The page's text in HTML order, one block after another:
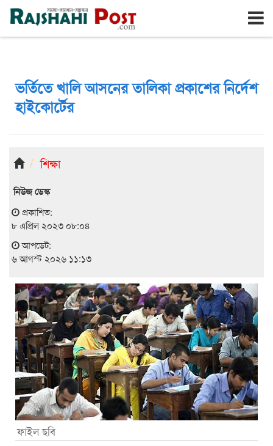
রাজশাহী বৃহঃস্পতিবার, ৬ই আগস্ট ২০২৬, ২৩শে শ্রাবণ ১৪৩৩
ভর্তিতে খালি আসনের তালিকা প্রকাশের নির্দেশ
হাইকোর্টের
শিক্ষা
নিউজ ডেস্ক
প্রকাশিত:
৮ এপ্রিল ২০২৩ ০৮:০৪
আপডেট:
৬ আগস্ট ২০২৬ ১১:১৩
ফাইল ছবি